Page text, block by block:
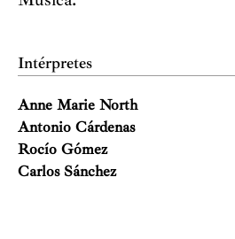
Intérpretes
Anne Marie North
Antonio Cárdenas
Rocío Gómez
Carlos Sánchez